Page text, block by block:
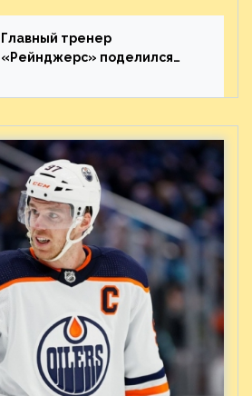
матча плей-офф. Видео
Главный тренер
«Рейнджерс» поделился
предстоящего финала